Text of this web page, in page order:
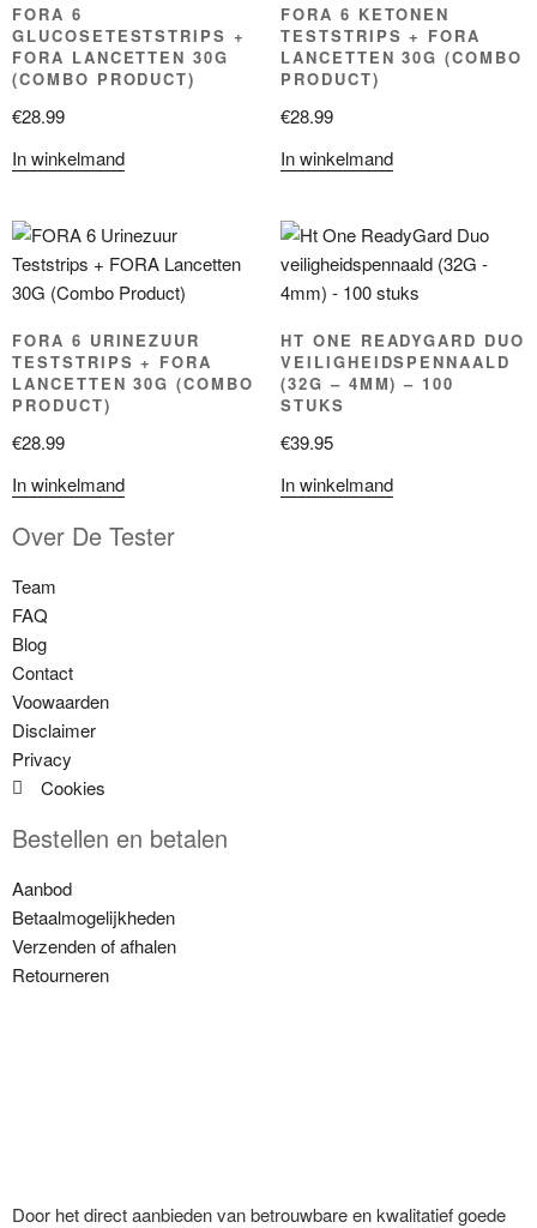
FORA 6
GLUCOSETESTSTRIPS +
FORA LANCETTEN 30G
(COMBO PRODUCT)
€28.99
In winkelmand
FORA 6 KETONEN
TESTSTRIPS + FORA
LANCETTEN 30G (COMBO
PRODUCT)
€28.99
In winkelmand
FORA 6 URINEZUUR
TESTSTRIPS + FORA
LANCETTEN 30G (COMBO
PRODUCT)
€28.99
In winkelmand
HT ONE READYGARD DUO
VEILIGHEIDSPENNAALD
(32G – 4MM) – 100
STUKS
€39.95
In winkelmand
Over De Tester
Team
FAQ
Blog
Contact
Voowaarden
Disclaimer
Privacy
Cookies
Bestellen en betalen
Aanbod
Betaalmogelijkheden
Verzenden of afhalen
Retourneren
Door het direct aanbieden van betrouwbare en kwalitatief goede